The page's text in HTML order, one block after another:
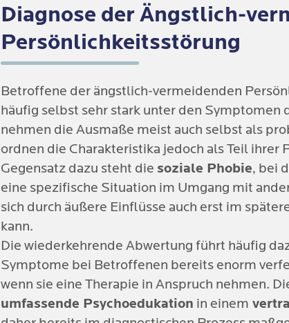
der Persönlichkeitsstörung
sein:
Gefühl der Minderwertigkeit
Introvertiert & schweigsam
Eigene soziale Isolation
Sensible Persönlichkeit
Verlässlich & gewissenhaft
Unbekannte Situationen werden umgangen
Begleiterkrankungen wie Angststörungen
Abwertung und Kritik kämpfen, kann dies
gegenüber der eigenen Person fördern. Durch
Anerkennung und Sicherheit im Austausch mit
Erwachsenenalter verfestigt.
Leben die Eltern dasVermeidungsverhalten
Selbstunsicherheit gar vor, kann das bei der
beim Kind weiterhin eine Rolle spielen. Der
entsteht, verhindert eine weitere Entwicklung
derzwischenmenschlichen Fertigkeiten, da
Kontakte häufig meiden. Meist treffen
psychische Faktoren als Ursachen aufeinander.
Diagnose der Ängstlich-
Persönlichkeitsstörung
Betroffene der ängstlich-vermeidenden
häufig selbst sehr stark unter den Symptomen
nehmen die Ausmaße meist auch selbst als
ordnen die Charakteristika jedoch als Teil ihrer
Gegensatz dazu steht die soziale Phobie, bei
eine spezifische Situation im Umgang mit
sich durch äußere Einflüsse auch erst im
kann.
Die wiederkehrende Abwertung führt häufig
Symptome bei Betroffenen bereits enorm
wenn sie eine Therapie in Anspruch nehmen.
umfassende Psychoedukation in einem